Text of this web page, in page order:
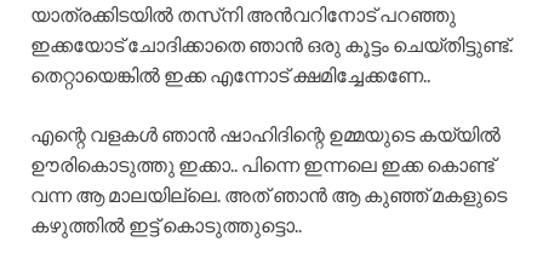
യാത്രക്കിടയിൽ തസ്‌നി അൻവറിനോട് പറഞ്ഞു
ഇക്കയോട് ചോദിക്കാതെ ഞാൻ ഒരു കൂട്ടം ചെയ്തിട്ടുണ്ട്.
തെറ്റായെങ്കിൽ ഇക്ക എന്നോട് ക്ഷമിച്ചേക്കണേ..
എന്റെ വളകൾ ഞാൻ ഷാഹിദിന്റെ ഉമ്മയുടെ കയ്യിൽ
ഊരികൊടുത്തു ഇക്കാ.. പിന്നെ ഇന്നലെ ഇക്ക കൊണ്ട്
വന്ന ആ മാലയില്ലെ. അത് ഞാൻ ആ കുഞ്ഞ് മകളുടെ
കഴുത്തിൽ ഇട്ട് കൊടുത്തുട്ടൊ..